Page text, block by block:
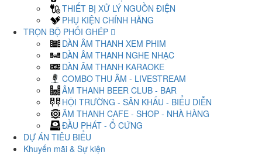
THIẾT BỊ XỬ LÝ NGUỒN ĐIỆN
PHỤ KIỆN CHÍNH HÃNG
TRỌN BỘ PHỐI GHÉP
DÀN ÂM THANH XEM PHIM
DÀN ÂM THANH NGHE NHẠC
DÀN ÂM THANH KARAOKE
COMBO THU ÂM - LIVESTREAM
ÂM THANH BEER CLUB - BAR
HỘI TRƯỜNG - SÂN KHẤU - BIỂU DIỄN
ÂM THANH CAFE - SHOP - NHÀ HÀNG
ĐẦU PHÁT - Ổ CỨNG
DỰ ÁN TIÊU BIỂU
Khuyến mãi & Sự kiện